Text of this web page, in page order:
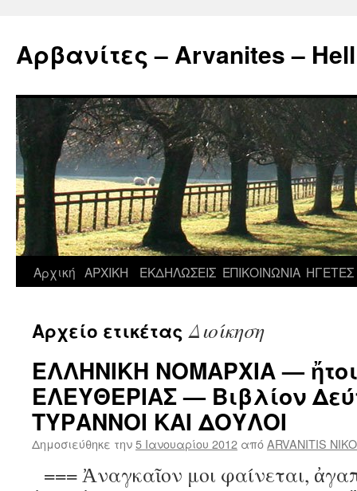
περιεχόμενο
Αρβανίτες – Arvanites –
Αρχική ΑΡΧΙΚΗ ΕΚΔΗΛΩΣΕΙΣ ΕΠΙΚΟΙΝΩΝΙΑ ΗΓΕΤΕΣ
Αρχείο ετικέτας Διοίκηση
ΕΛΛΗΝΙΚΗ ΝΟΜΑΡΧΙΑ —
ΕΛΕΥΘΕΡΙΑΣ — Βιβλίον
ΤΥΡΑΝΝΟΙ ΚΑΙ ΔΟΥΛΟΙ
Δημοσιεύθηκε την5 Ιανουαρίου 2012 απόARVANITIS
=== Ἀναγκαῖον μοι φαίνεται,